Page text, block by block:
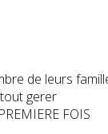
de leurs
gerer
FOIS